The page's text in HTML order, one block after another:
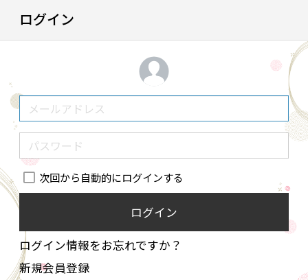
ログイン
次回から自動的にログインする
ログイン
ログイン情報をお忘れですか？
新規会員登録